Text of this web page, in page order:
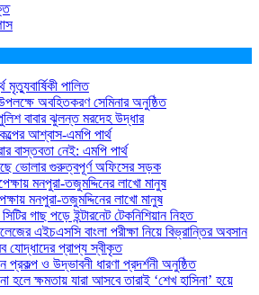
পালিত
অবহিতকরণ সেমিনার অনুষ্ঠিত
বাবার ঝুলন্ত মরদেহ উদ্ধার
আশ্বাস-এমপি পার্থ
বাস্তবতা নেই: এমপি পার্থ
ভোলার গুরুত্বপূর্ণ অফিসের সড়ক
মনপুরা-তজুমদ্দিনের লাখো মানুষ
মনপুরা-তজুমদ্দিনের লাখো মানুষ
গাছ পড়ে ইন্টারনেট টেকনিশিয়ান নিহত
এইচএসসি বাংলা পরীক্ষা নিয়ে বিভ্রান্তির অবসান
যোদ্ধাদের প্রাপ্য স্বীকৃত
প্রকল্প ও উদ্ভাবনী ধারণা প্রদর্শনী অনুষ্ঠিত
হলে ক্ষমতায় যারা আসবে তারাই ‘শেখ হাসিনা’ হয়ে